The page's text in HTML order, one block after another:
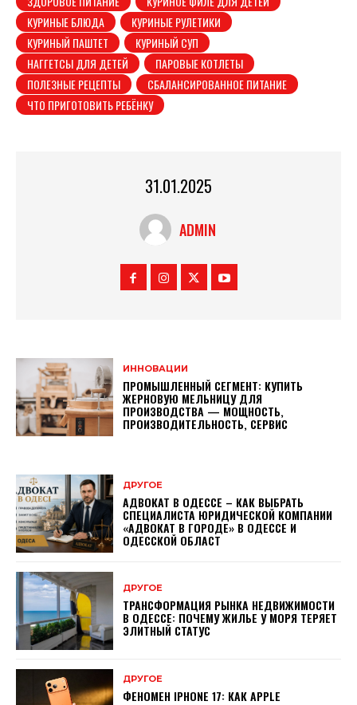
КУРИНЫЕ БЛЮДА
КУРИНЫЕ РУЛЕТИКИ
КУРИНЫЙ ПАШТЕТ
КУРИНЫЙ СУП
НАГГЕТСЫ ДЛЯ ДЕТЕЙ
ПАРОВЫЕ КОТЛЕТЫ
ПОЛЕЗНЫЕ РЕЦЕПТЫ
СБАЛАНСИРОВАННОЕ ПИТАНИЕ
ЧТО ПРИГОТОВИТЬ РЕБЁНКУ
31.01.2025
ADMIN
ИННОВАЦИИ
ПРОМЫШЛЕННЫЙ СЕГМЕНТ: КУПИТЬ
ЖЕРНОВУЮ МЕЛЬНИЦУ ДЛЯ
ПРОИЗВОДСТВА — МОЩНОСТЬ,
ПРОИЗВОДИТЕЛЬНОСТЬ, СЕРВИС
ДРУГОЕ
АДВОКАТ В ОДЕССЕ – КАК ВЫБРАТЬ
СПЕЦИАЛИСТА ЮРИДИЧЕСКОЙ КОМПАНИИ
«АДВОКАТ В ГОРОДЕ» В ОДЕССЕ И
ОДЕССКОЙ ОБЛАСТ
ДРУГОЕ
ТРАНСФОРМАЦИЯ РЫНКА НЕДВИЖИМОСТИ
В ОДЕССЕ: ПОЧЕМУ ЖИЛЬЕ У МОРЯ ТЕРЯЕТ
ЭЛИТНЫЙ СТАТУС
ДРУГОЕ
ФЕНОМЕН IPHONE 17: КАК APPLE